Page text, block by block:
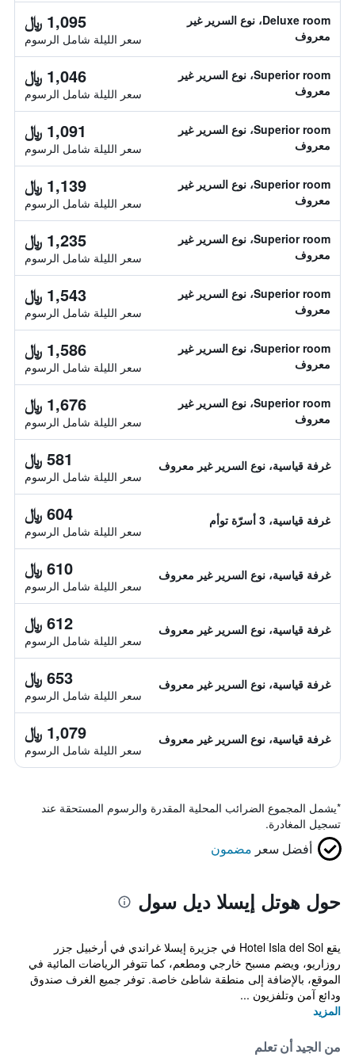
Deluxe room، نوع السرير غير
معروف
1,095 ﷼
سعر الليلة شامل الرسوم
Superior room، نوع السرير غير
معروف
1,046 ﷼
سعر الليلة شامل الرسوم
Superior room، نوع السرير غير
معروف
1,091 ﷼
سعر الليلة شامل الرسوم
Superior room، نوع السرير غير
معروف
1,139 ﷼
سعر الليلة شامل الرسوم
Superior room، نوع السرير غير
معروف
1,235 ﷼
سعر الليلة شامل الرسوم
Superior room، نوع السرير غير
معروف
1,543 ﷼
سعر الليلة شامل الرسوم
Superior room، نوع السرير غير
معروف
1,586 ﷼
سعر الليلة شامل الرسوم
Superior room، نوع السرير غير
معروف
1,676 ﷼
سعر الليلة شامل الرسوم
غرفة قياسية، نوع السرير غير معروف 581 ﷼
سعر الليلة شامل الرسوم
غرفة قياسية، 3 أسرّة توأم 604 ﷼
سعر الليلة شامل الرسوم
غرفة قياسية، نوع السرير غير معروف 610 ﷼
سعر الليلة شامل الرسوم
غرفة قياسية، نوع السرير غير معروف 612 ﷼
سعر الليلة شامل الرسوم
غرفة قياسية، نوع السرير غير معروف 653 ﷼
سعر الليلة شامل الرسوم
غرفة قياسية، نوع السرير غير معروف 1,079 ﷼
سعر الليلة شامل الرسوم
*يشمل المجموع الضرائب المحلية المقدرة والرسوم المستحقة عند
تسجيل المغادرة.
أفضل سعر مضمون
حول هوتل إيسلا ديل سول
يقع Hotel Isla del Sol في جزيرة إيسلا غراندي في أرخبيل جزر
روزاريو، ويضم مسبح خارجي ومطعم، كما تتوفر الرياضات المائية في
الموقع، بالإضافة إلى منطقة شاطئ خاصة. توفر جميع الغرف صندوق
ودائع آمن وتلفزيون ...
المزيد
من الجيد أن تعلم